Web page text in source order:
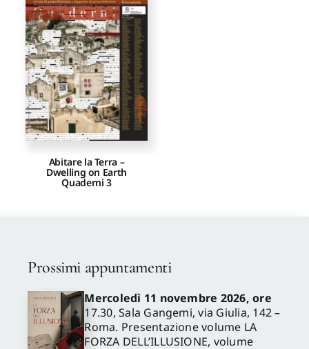
Proposte di pubblicazione
Gangemi Editore
Newsletter
Abitare la Terra –
Dwelling on Earth
Quaderni 3
Prossimi appuntamenti
Mercoledì 11 novembre 2026, ore
17.30, Sala Gangemi, via Giulia, 142 –
Roma. Presentazione volume LA
FORZA DELL’ILLUSIONE, volume